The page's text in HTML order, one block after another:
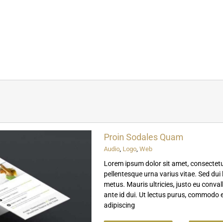
Proin Sodales Quam
Audio, Logo, Web
Lorem ipsum dolor sit amet,
pellentesque urna varius vitae. Sed
metus. Mauris ultricies, justo eu
ante id dui. Ut lectus purus, commodo
adipiscing